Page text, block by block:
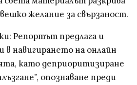
желание за свързаност.
Репортът предлага и
навигирането на онлайн
като деприоритизиране
опознаване преди